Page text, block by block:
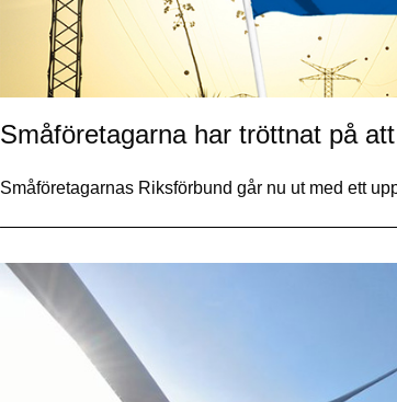
Småföretagarna har tröttnat på
Småföretagarnas Riksförbund går nu ut med ett